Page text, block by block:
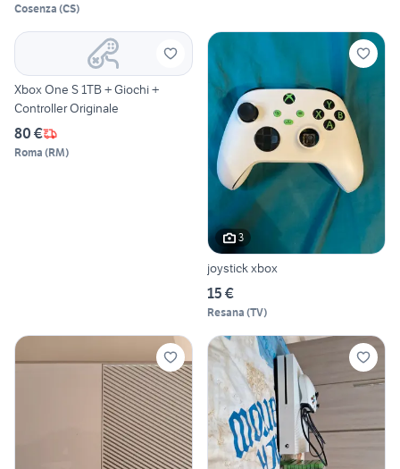
Cosenza (CS)
Xbox One S 1TB + Giochi +
Controller Originale
80 €
Roma (RM)
3
joystick xbox
15 €
Resana (TV)